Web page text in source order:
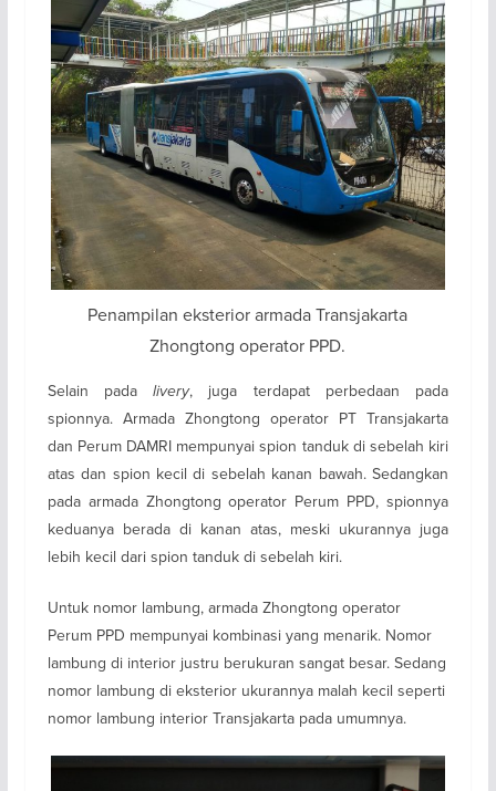
Penampilan eksterior armada Transjakarta
Zhongtong operator PPD.
Selain padalivery, juga terdapat perbedaan pada
spionnya. Armada Zhongtong operator PT Transjakarta
dan Perum DAMRI mempunyai spion tanduk di sebelah kiri
atas dan spion kecil di sebelah kanan bawah. Sedangkan
pada armada Zhongtong operator Perum PPD, spionnya
keduanya berada di kanan atas, meski ukurannya juga
lebih kecil dari spion tanduk di sebelah kiri.
Untuk nomor lambung, armada Zhongtong operator
Perum PPD mempunyai kombinasi yang menarik. Nomor
lambung di interior justru berukuran sangat besar. Sedang
nomor lambung di eksterior ukurannya malah kecil seperti
nomor lambung interior Transjakarta pada umumnya.